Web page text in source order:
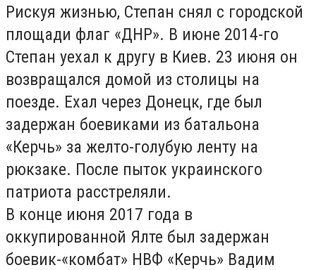
Рискуя жизнью, Степан снял с городской
площади флаг «ДНР». В июне 2014-го
Степан уехал к другу в Киев. 23 июня он
возвращался домой из столицы на
поезде. Ехал через Донецк, где был
задержан боевиками из батальона
«Керчь» за желто-голубую ленту на
рюкзаке. После пыток украинского
патриота расстреляли.
В конце июня 2017 года в
оккупированной Ялте был задержан
боевик-«комбат» НВФ «Керчь» Вадим